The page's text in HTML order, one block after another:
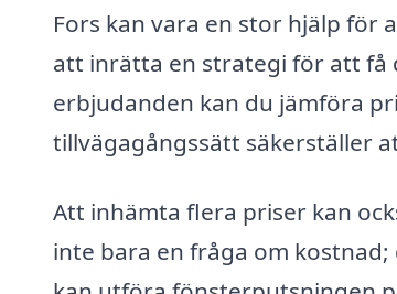
Fors kan vara en stor hjälp
att inrätta en strategi för att få
erbjudanden kan du jämföra
tillvägagångssätt säkerställer
Att inhämta flera priser kan
inte bara en fråga om